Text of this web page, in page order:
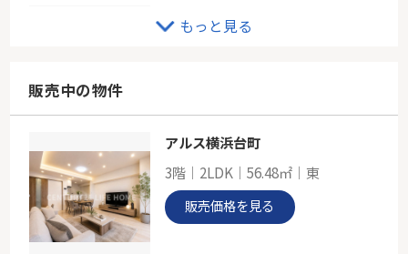
-
-
98.53㎡
東京都町田市成瀬１丁目
もっと見る
販売中の物件
アルス横浜台町
3階｜2LDK｜56.48㎡｜東
販売価格を見る